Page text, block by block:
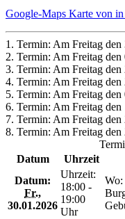
Google-Maps Karte von
1. Termin: Am Freitag
2. Termin: Am Freitag
3. Termin: Am Freitag
4. Termin: Am Freitag
5. Termin: Am Freitag
6. Termin: Am Freitag
7. Termin: Am Freitag
8. Termin: Am Freitag
Datum
Uhrzeit
Datum:
Fr.,
30.01.2026
Uhrzeit:
18:00 -
19:00
Uhr
Wo: